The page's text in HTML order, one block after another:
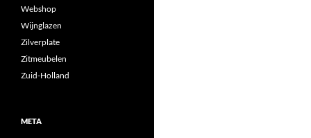
Webshop
Wijnglazen
Zilverplate
Zitmeubelen
Zuid-Holland
META